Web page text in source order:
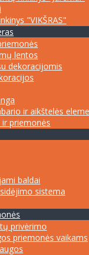
"VIKŠRAS"
lentos
dekoracijomis
ir aikštelės
priemonės
baldai
sistema
privėrimo
priemonės vaikams